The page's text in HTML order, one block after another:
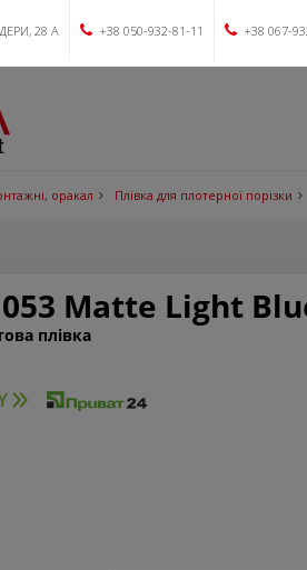
28 А +38 050-932-81-11 +38 067-
оракал Плівка для плотерної порізки
Matte Light
плівка